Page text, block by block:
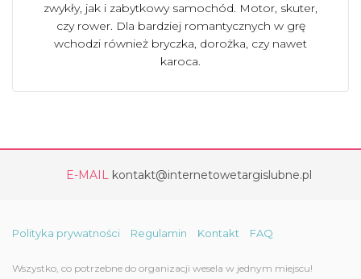
zwykły, jak i zabytkowy samochód. Motor, skuter,
czy rower. Dla bardziej romantycznych w grę
wchodzi również bryczka, dorożka, czy nawet
karoca.
E-MAIL kontakt@internetowetargislubne.pl
Polityka prywatności Regulamin Kontakt FAQ
Wszystko, co potrzebne do organizacji wesela w jednym miejscu!